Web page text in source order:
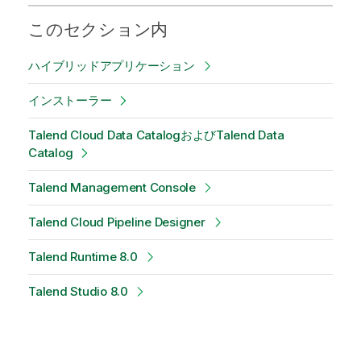
このセクション内
ハイブリッドアプリケーション
インストーラー
Talend Cloud Data CatalogおよびTalend Data
Catalog
Talend Management Console
Talend Cloud Pipeline Designer
Talend Runtime 8.0
Talend Studio 8.0